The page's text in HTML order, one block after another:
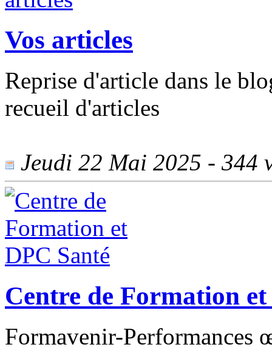
Vos articles
Reprise d'article dans le
recueil d'articles
Jeudi 22 Mai 2025 - 344
Centre de Formation
Formavenir-Performances